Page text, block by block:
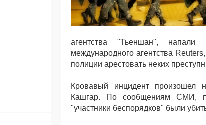
агентства "Тьеншан",
международного агентства
полиции арестовать неких
Кровавый инцидент произошел
Кашгар. По сообщениям СМИ,
"участники беспорядков" были